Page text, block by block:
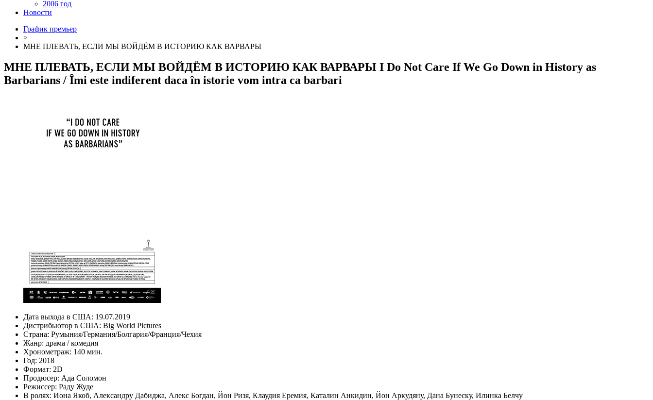
2006 год
Новости
График премьер
>
МНЕ ПЛЕВАТЬ, ЕСЛИ МЫ ВОЙДЁМ В ИСТОРИЮ КАК ВАРВАРЫ
МНЕ ПЛЕВАТЬ, ЕСЛИ МЫ ВОЙДЁМ В ИСТОРИЮ КАК ВАРВАРЫ I Do Not Care If We Go Down in History as
Barbarians / Îmi este indiferent daca în istorie vom intra ca barbari
Дата выхода в США: 19.07.2019
Дистрибьютор в США: Big World Pictures
Страна: Румыния/Германия/Болгария/Франция/Чехия
Жанр: драма /комедия
Хронометраж: 140 мин.
Год: 2018
Формат: 2D
Продюсер: Ада Соломон
Режиссер: Раду Жуде
В ролях: Иона Якоб, Александру Дабиджа, Алекс Богдан, Йон Ризя, Клаудия Еремия, Каталин Анкидин, Йон Аркудяну, Дана Бунеску, Илинка Белчу